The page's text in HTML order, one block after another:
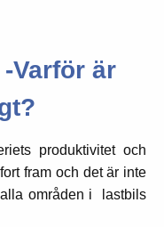
Varför är
produktivitet och
fram och det är inte
områden i lastbils